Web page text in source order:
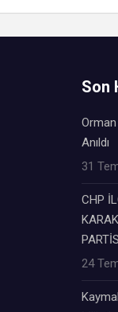
Son
Anıldı
31
CHP
24